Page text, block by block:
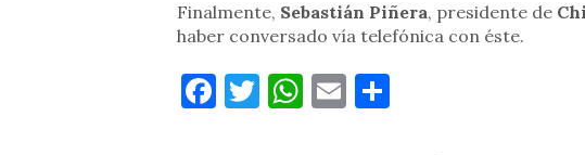
Finalmente, Sebastián Piñera, presidente de
haber conversado vía telefónica con éste.
Facebook
Twitter
WhatsApp
EmailCompartir